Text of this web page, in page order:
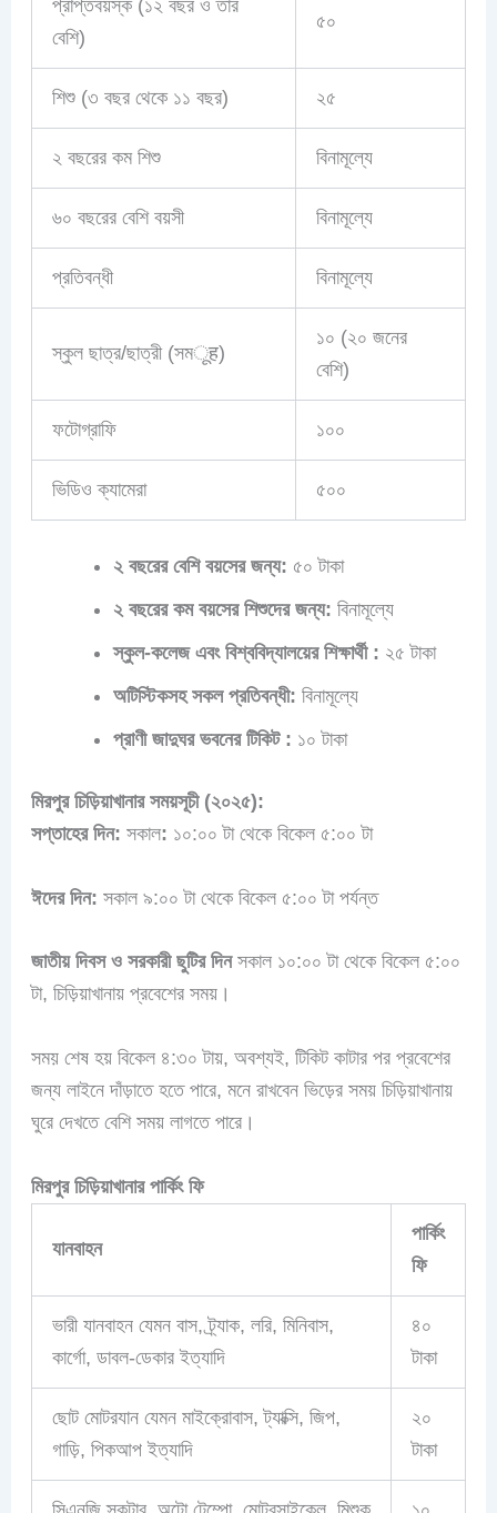
প্রাপ্তবয়স্ক (১২ বছর ও তার
বেশি)
৫০
শিশু (৩ বছর থেকে ১১ বছর) ২৫
২ বছরের কম শিশু বিনামূল্যে
৬০ বছরের বেশি বয়সী বিনামূল্যে
প্রতিবন্ধী বিনামূল্যে
স্কুল ছাত্র/ছাত্রী (সমूह)
১০ (২০ জনের
বেশি)
ফটোগ্রাফি ১০০
ভিডিও ক্যামেরা ৫০০
২ বছরের বেশি বয়সের জন্য: ৫০ টাকা
২ বছরের কম বয়সের শিশুদের জন্য: বিনামূল্যে
স্কুল-কলেজ এবং বিশ্ববিদ্যালয়ের শিক্ষার্থী : ২৫ টাকা
অটিস্টিকসহ সকল প্রতিবন্ধী: বিনামূল্যে
প্রাণী জাদুঘর ভবনের টিকিট : ১০ টাকা
মিরপুর চিড়িয়াখানার সময়সূচী (২০২৫):
সপ্তাহের দিন: সকাল: ১০:০০ টা থেকে বিকেল ৫:০০ টা
ঈদের দিন: সকাল ৯:০০ টা থেকে বিকেল ৫:০০ টা পর্যন্ত
জাতীয় দিবস ও সরকারী ছুটির দিনসকাল ১০:০০ টা থেকে বিকেল ৫:০০
টা, চিড়িয়াখানায় প্রবেশের সময়।
সময় শেষ হয় বিকেল ৪:৩০ টায়, অবশ্যই, টিকিট কাটার পর প্রবেশের
জন্য লাইনে দাঁড়াতে হতে পারে, মনে রাখবেন ভিড়ের সময় চিড়িয়াখানায়
ঘুরে দেখতে বেশি সময় লাগতে পারে।
মিরপুর চিড়িয়াখানার পার্কিং ফি
যানবাহন
পার্কিং
ফি
ভারী যানবাহন যেমন বাস, ট্র্যাক, লরি, মিনিবাস,
কার্গো, ডাবল-ডেকার ইত্যাদি
৪০
টাকা
ছোট মোটরযান যেমন মাইক্রোবাস, ট্যাক্সি, জিপ,
গাড়ি, পিকআপ ইত্যাদি
২০
টাকা